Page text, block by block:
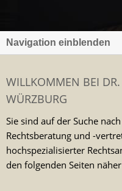
Navigation einblenden
WILLKOMMEN BEI
WÜRZBURG
Sie sind auf der Suche
Rechtsberatung und -
hochspezialisierter
den folgenden Seiten